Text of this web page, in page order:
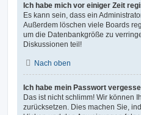
Ich habe mich vor einiger Zeit
Es kann sein, dass ein
Außerdem löschen viele Boards
um die Datenbankgröße zu
Diskussionen teil!
Nach oben
Ich habe mein Passwort
Das ist nicht schlimm! Wir können
zurücksetzen. Dies machen Sie,